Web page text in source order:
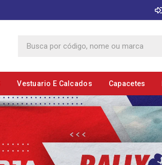
Vestuario E Calcados Capacetes